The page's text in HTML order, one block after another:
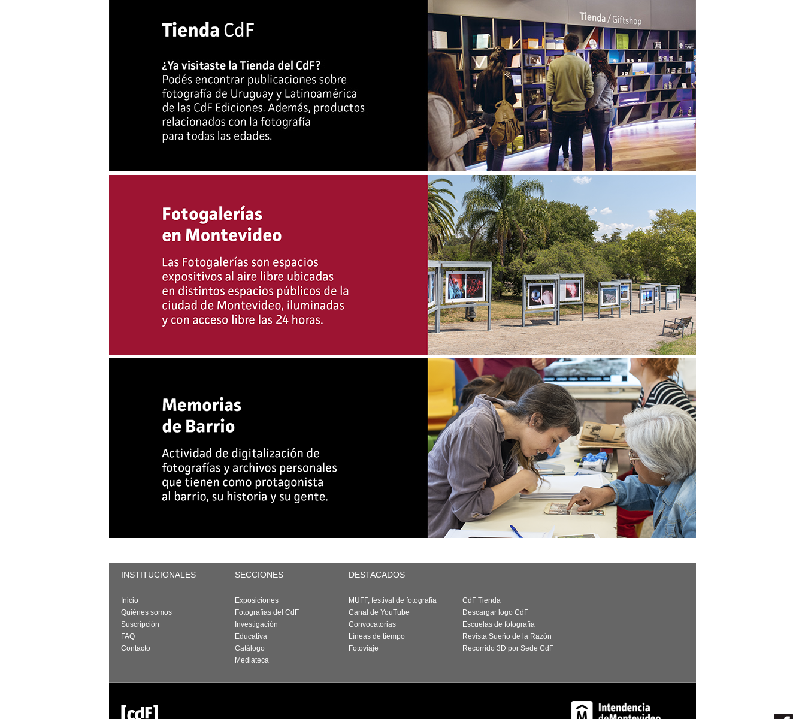
INSTITUCIONALES SECCIONES DESTACADOS
Inicio
Quiénes somos
Suscripción
FAQ
Contacto
Exposiciones
Fotografías del CdF
Investigación
Educativa
Catálogo
Mediateca
MUFF, festival de fotografía
Canal de YouTube
Convocatorias
Líneas de tiempo
Fotoviaje
CdF Tienda
Descargar logo CdF
Escuelas de fotografía
Revista Sueño de la Razón
Recorrido 3D por Sede CdF